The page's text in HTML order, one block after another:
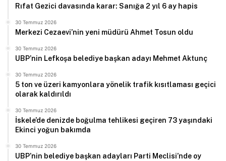
Rıfat Gezici davasında karar: Sanığa 2 yıl 6 ay hapis
30 Temmuz 2026
Merkezi Cezaevi’nin yeni müdürü Ahmet Tosun oldu
30 Temmuz 2026
UBP’nin Lefkoşa belediye başkan adayı Mehmet Aktunç
30 Temmuz 2026
5 ton ve üzeri kamyonlara yönelik trafik kısıtlaması geçici
olarak kaldırıldı
30 Temmuz 2026
İskele’de denizde boğulma tehlikesi geçiren 73 yaşındaki
Ekinci yoğun bakımda
30 Temmuz 2026
UBP’nin belediye başkan adayları Parti Meclisi’nde oy